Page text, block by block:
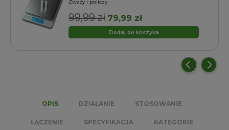
Zważy i policzy
99,99zł Pierwotna
cena
79,99 złAktualna
cena
Dodaj do koszyka
OPIS DZIAŁANIE STOSOWANIE
ŁĄCZENIE SPECYFIKACJA KATEGORIE